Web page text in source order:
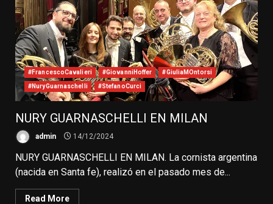
#FrancescoCavalieri #GiovanniHoffer #GiuliaMOntorsi
#NuryGuarnaschelli #StefanoCurci
NURY GUARNASCHELLI EN MILAN
admin 14/12/2024
NURY GUARNASCHELLI EN MILAN. La cornista argentina
(nacida en Santa fe), realizó en el pasado mes de...
Read More